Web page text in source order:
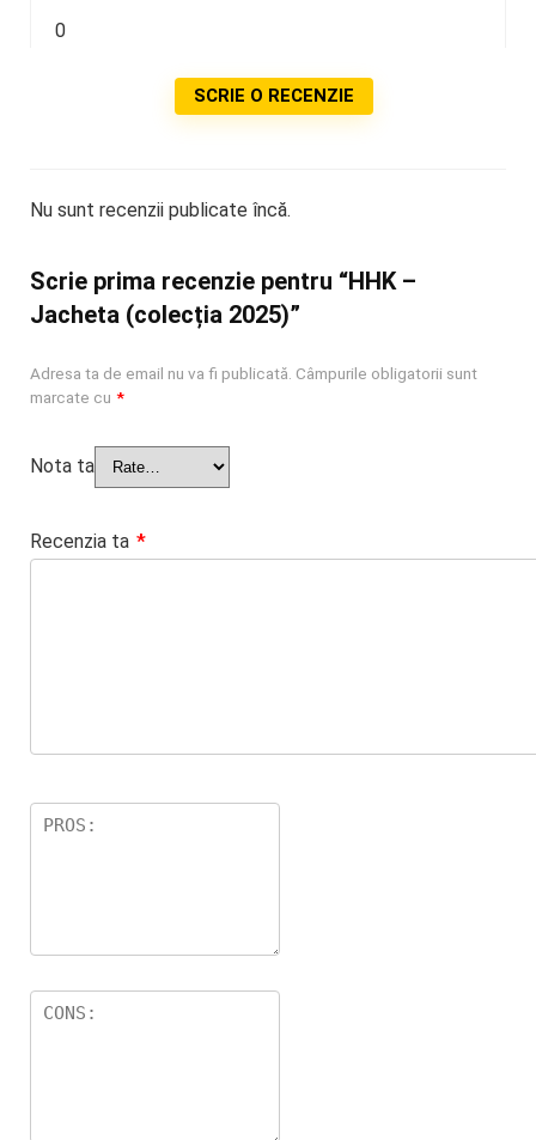
0
SCRIE O RECENZIE
Nu sunt recenzii publicate încă.
Scrie prima recenzie pentru “HHK –
Jacheta (colecția 2025)”
Adresa ta de email nu va fi publicată. Câmpurile obligatorii sunt
marcate cu *
Nota ta
Recenzia ta *